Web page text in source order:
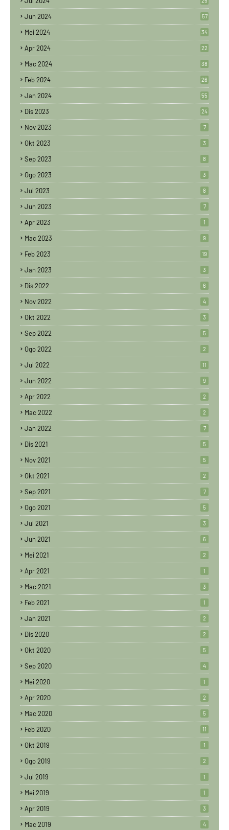
Jun 2024 57
Mei 2024 34
Apr 2024 22
Mac 2024 38
Feb 2024 26
Jan 2024 55
Dis 2023 24
Nov 2023 7
Okt 2023 3
Sep 2023 8
Ogo 2023 3
Jul 2023 8
Jun 2023 7
Apr 2023 1
Mac 2023 9
Feb 2023 19
Jan 2023 3
Dis 2022 6
Nov 2022 4
Okt 2022 3
Sep 2022 5
Ogo 2022 2
Jul 2022 11
Jun 2022 9
Apr 2022 2
Mac 2022 2
Jan 2022 7
Dis 2021 5
Nov 2021 5
Okt 2021 2
Sep 2021 7
Ogo 2021 5
Jul 2021 3
Jun 2021 6
Mei 2021 2
Apr 2021 1
Mac 2021 3
Feb 2021 1
Jan 2021 2
Dis 2020 2
Okt 2020 5
Sep 2020 4
Mei 2020 1
Apr 2020 2
Mac 2020 5
Feb 2020 11
Okt 2019 1
Ogo 2019 2
Jul 2019 1
Mei 2019 1
Apr 2019 3
Mac 2019 4